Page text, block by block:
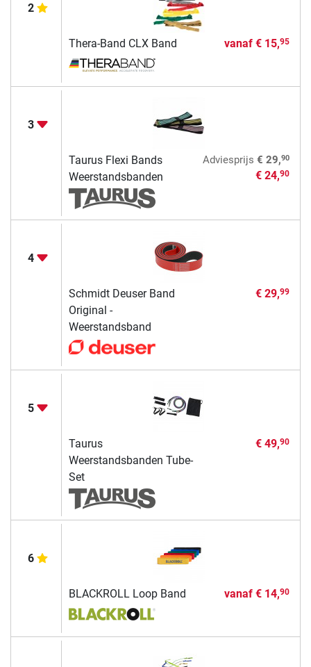
2
Thera-Band CLX Band vanaf € 15,95
3
Taurus Flexi Bands
Weerstandsbanden
Adviesprijs € 29,90
€ 24,90
4
Schmidt Deuser Band
Original -
Weerstandsband
€ 29,99
5
Taurus
Weerstandsbanden Tube-
Set
€ 49,90
6
BLACKROLL Loop Band vanaf € 14,90